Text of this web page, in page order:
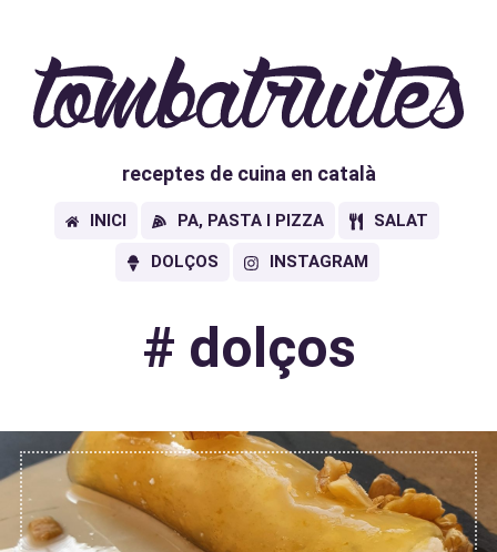
receptes de cuina en català
INICI PA, PASTA I PIZZA SALAT
DOLÇOS INSTAGRAM
# dolços